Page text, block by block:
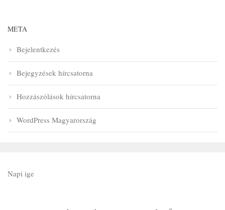
META
Bejelentkezés
Bejegyzések hírcsatorna
Hozzászólások hírcsatorna
WordPress Magyarország
Napi ige